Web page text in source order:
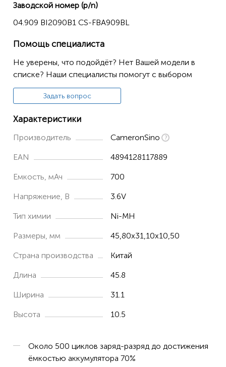
Заводской номер (p/n)
04.909 BI2090B1 CS-FBA909BL
Помощь специалиста
Не уверены, что подойдёт? Нет Вашей модели в
списке? Наши специалисты помогут с выбором
Задать вопрос
Характеристики
Производитель CameronSino
EAN 4894128117889
Емкость, мАч 700
Напряжение, В 3.6V
Тип химии Ni-MH
Размеры, мм 45,80x31,10x10,50
Страна производства Китай
Длина 45.8
Ширина 31.1
Высота 10.5
Около 500 циклов заряд-разряд до достижения
ёмкостью аккумулятора 70%